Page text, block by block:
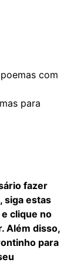
com
para
fazer
siga estas
clique no
Além disso,
para